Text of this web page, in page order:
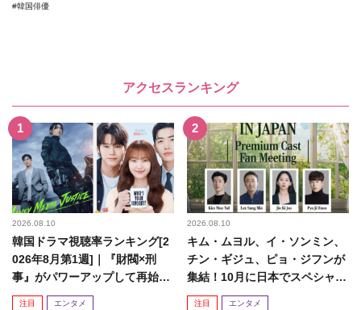
韓国俳優
アクセスランキング
2026.08.10
韓国ドラマ視聴率ランキング[2
026年8月第1週]｜『財閥×刑
事』がパワーアップして再始
動！
注目 エンタメ
2026.08.10
キム・ムヨル、イ・ソンミン、
チン・ギジュ、ピョ・ジフンが
集結！10月に日本でスペシャル
ファンミーティング開催決...
注目 エンタメ